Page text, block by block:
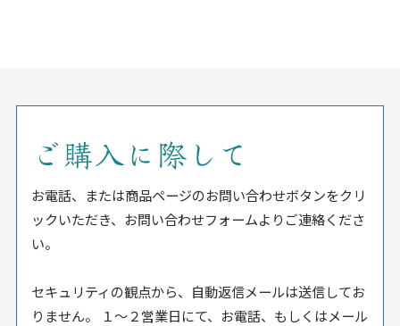
ご購入に際して
お電話、または商品ページのお問い合わせボタンをクリ
ックいただき、お問い合わせフォームよりご連絡くださ
い。
セキュリティの観点から、自動返信メールは送信してお
りません。 １〜２営業日にて、お電話、もしくはメール